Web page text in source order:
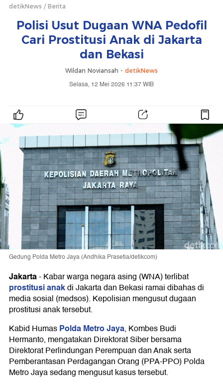
detikNews Berita
Polisi Usut Dugaan WNA Pedofil
Cari Prostitusi Anak di Jakarta
dan Bekasi
Wildan Noviansah - detikNews
Selasa, 12 Mei 2026 11:37 WIB
Gedung Polda Metro Jaya (Andhika Prasetia/detikcom)
Jakarta-Kabar warga negara asing (WNA) terlibat
prostitusi anakdi Jakarta dan Bekasi ramai dibahas di
media sosial (medsos). Kepolisian mengusut dugaan
prostitusi anak tersebut.
Kabid HumasPolda Metro Jaya, Kombes Budi
Hermanto, mengatakan Direktorat Siber bersama
Direktorat Perlindungan Perempuan dan Anak serta
Pemberantasan Perdagangan Orang (PPA-PPO) Polda
Metro Jaya sedang mengusut kasus tersebut.